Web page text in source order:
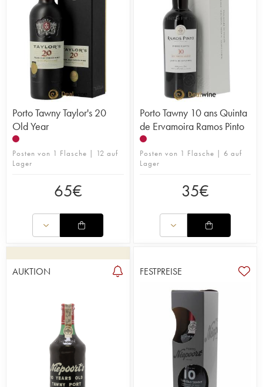
Porto Tawny Taylor's 20
Old Year
Posten von 1 Flasche | 12 auf
Lager
65€
Porto Tawny 10 ans Quinta
de Ervamoira Ramos Pinto
Posten von 1 Flasche | 6 auf
Lager
35€
AUKTION FESTPREISE